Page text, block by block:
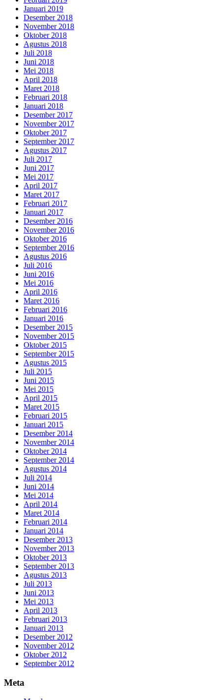
Januari 2019
Desember 2018
November 2018
Oktober 2018
Agustus 2018
Juli 2018
Juni 2018
Mei 2018
April 2018
Maret 2018
Februari 2018
Januari 2018
Desember 2017
November 2017
Oktober 2017
September 2017
Agustus 2017
Juli 2017
Juni 2017
Mei 2017
April 2017
Maret 2017
Februari 2017
Januari 2017
Desember 2016
November 2016
Oktober 2016
September 2016
Agustus 2016
Juli 2016
Juni 2016
Mei 2016
April 2016
Maret 2016
Februari 2016
Januari 2016
Desember 2015
November 2015
Oktober 2015
September 2015
Agustus 2015
Juli 2015
Juni 2015
Mei 2015
April 2015
Maret 2015
Februari 2015
Januari 2015
Desember 2014
November 2014
Oktober 2014
September 2014
Agustus 2014
Juli 2014
Juni 2014
Mei 2014
April 2014
Maret 2014
Februari 2014
Januari 2014
Desember 2013
November 2013
Oktober 2013
September 2013
Agustus 2013
Juli 2013
Juni 2013
Mei 2013
April 2013
Februari 2013
Januari 2013
Desember 2012
November 2012
Oktober 2012
September 2012
Meta